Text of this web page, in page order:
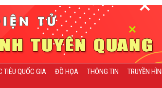
TIÊU QUỐC GIA ĐỒ HỌA THÔNG TIN TRUYỀN